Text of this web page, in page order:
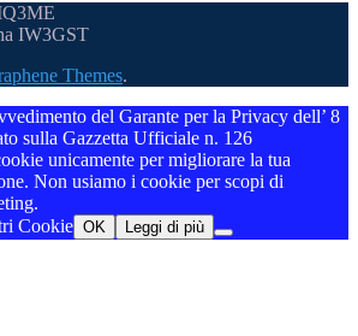
IW3GST
Themes.
del Garante per la Privacy dell’ 8
sulla Gazzetta Ufficiale n. 126
unicamente per migliorare la tua
Non usiamo i cookie per scopi di
Cookie OK Leggi di più